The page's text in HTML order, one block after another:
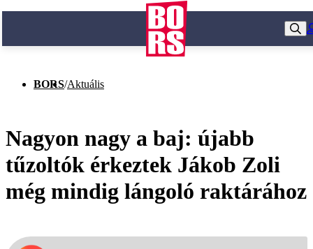
BORS/Aktuális
Nagyon nagy a baj: újabb
tűzoltók érkeztek Jákob Zoli
még mindig lángoló raktárához